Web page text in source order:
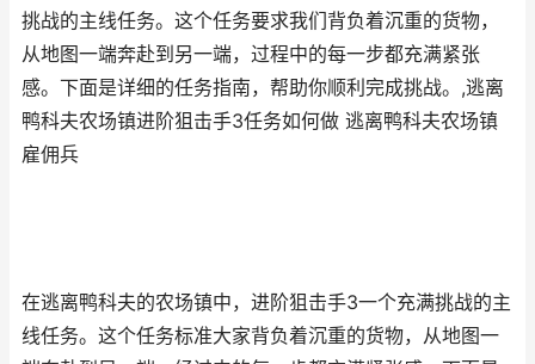
挑战的主线任务。这个任务要求我们背负着沉重的货物，
从地图一端奔赴到另一端，过程中的每一步都充满紧张
感。下面是详细的任务指南，帮助你顺利完成挑战。,逃离
鸭科夫农场镇进阶狙击手3任务如何做 逃离鸭科夫农场镇
雇佣兵
在逃离鸭科夫的农场镇中，进阶狙击手3一个充满挑战的主
线任务。这个任务标准大家背负着沉重的货物，从地图一